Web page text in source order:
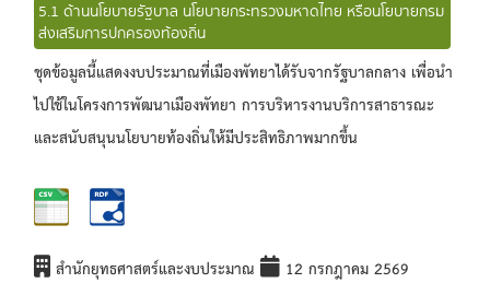
5.1 ด้านนโยบายรัฐบาล นโยบายกระทรวงมหาดไทย หรือนโยบายกรม
ส่งเสริมการปกครองท้องถิ่น
ชุดข้อมูลนี้แสดงงบประมาณที่เมืองพัทยาได้รับจากรัฐบาลกลาง เพื่อนำ
ไปใช้ในโครงการพัฒนาเมืองพัทยา การบริหารงานบริการสาธารณะ
และสนับสนุนนโยบายท้องถิ่นให้มีประสิทธิภาพมากขึ้น
สำนักยุทธศาสตร์และงบประมาณ 12 กรกฎาคม 2569